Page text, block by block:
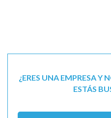
¿ERES UNA EMPRESA Y
ESTÁS